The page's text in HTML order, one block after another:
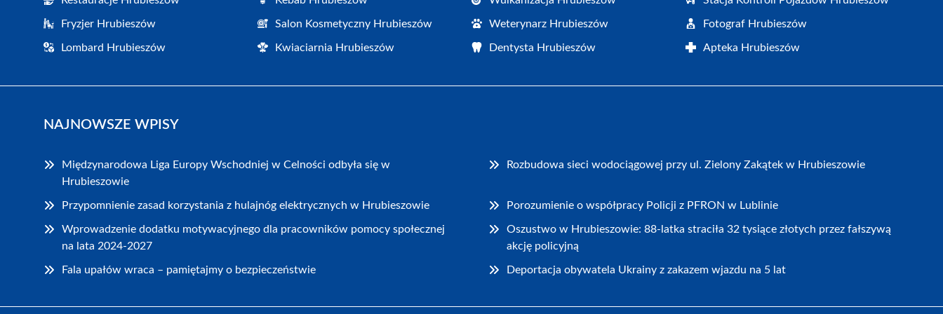
Fryzjer Hrubieszów Salon Kosmetyczny Hrubieszów Weterynarz Hrubieszów Fotograf Hrubieszów
Lombard Hrubieszów Kwiaciarnia Hrubieszów Dentysta Hrubieszów Apteka Hrubieszów
NAJNOWSZE WPISY
Międzynarodowa Liga Europy Wschodniej w Celności odbyła się w
Hrubieszowie
Rozbudowa sieci wodociągowej przy ul. Zielony Zakątek w Hrubieszowie
Przypomnienie zasad korzystania z hulajnóg elektrycznych w Hrubieszowie Porozumienie o współpracy Policji z PFRON w Lublinie
Wprowadzenie dodatku motywacyjnego dla pracowników pomocy społecznej
na lata 2024-2027
Oszustwo w Hrubieszowie: 88-latka straciła 32 tysiące złotych przez fałszywą
akcję policyjną
Fala upałów wraca – pamiętajmy o bezpieczeństwie Deportacja obywatela Ukrainy z zakazem wjazdu na 5 lat